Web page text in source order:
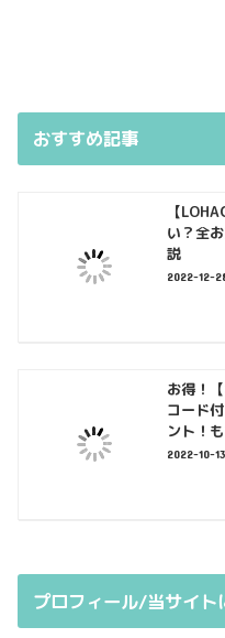
おすすめ記事
【
い？全
説
2022-12-
お得！
コード
ント！
2022-10-13
プロフィール/当サイト